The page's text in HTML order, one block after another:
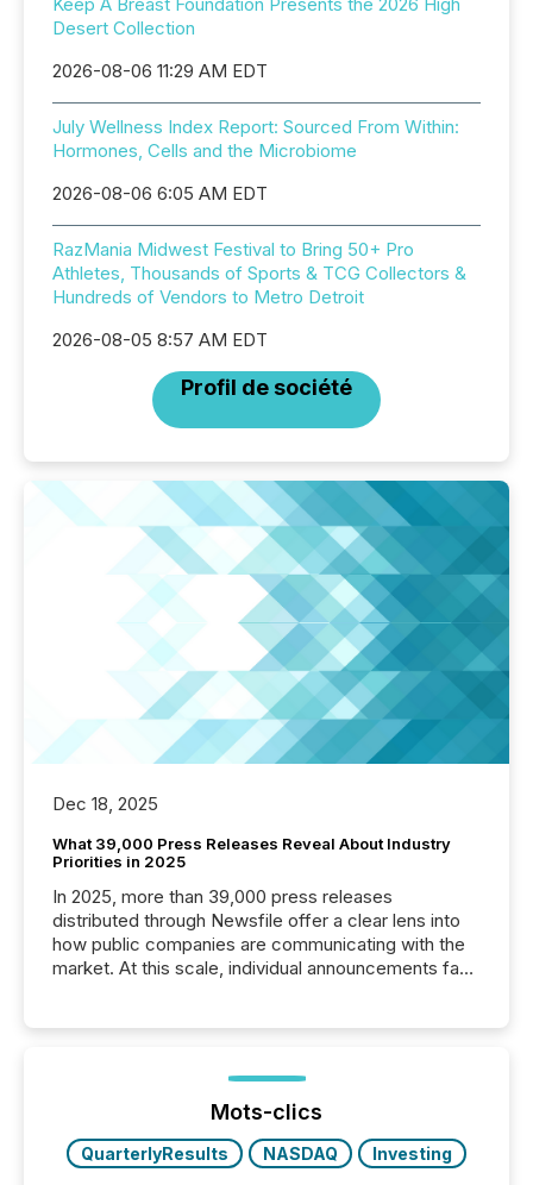
Desert Collection
2026-08-06 11:29 AM EDT
July Wellness Index Report: Sourced From Within:
Hormones, Cells and the Microbiome
2026-08-06 6:05 AM EDT
RazMania Midwest Festival to Bring 50+ Pro
Athletes, Thousands of Sports & TCG Collectors &
Hundreds of Vendors to Metro Detroit
2026-08-05 8:57 AM EDT
Profil de société
Dec 18, 2025
What 39,000 Press Releases Reveal About Industry
Priorities in 2025
In 2025, more than 39,000 press releases
distributed through Newsfile offer a clear lens into
how public companies are communicating with the
market. At this scale, individual announcements fade
trust. Last year, this analysis focused on identifying
the most common keywords by industry. This...
Mots-clics
QuarterlyResults NASDAQ Investing